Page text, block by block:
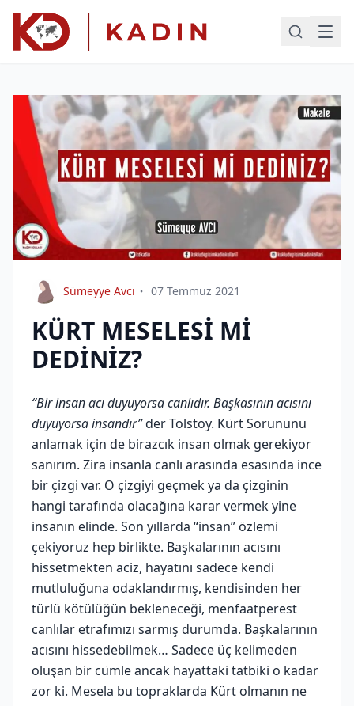
Sümeyye Avcı 07 Temmuz 2021
KÜRT MESELESİ Mİ
DEDİNİZ?
“Bir insan acı duyuyorsa canlıdır. Başkasının acısını
duyuyorsa insandır”der Tolstoy. Kürt Sorununu
anlamak için de birazcık insan olmak gerekiyor
sanırım. Zira insanla canlı arasında esasında ince
bir çizgi var. O çizgiyi geçmek ya da çizginin
hangi tarafında olacağına karar vermek yine
insanın elinde. Son yıllarda “insan” özlemi
çekiyoruz hep birlikte. Başkalarının acısını
hissetmekten aciz, hayatını sadece kendi
mutluluğuna odaklandırmış, kendisinden her
türlü kötülüğün bekleneceği, menfaatperest
canlılar etrafımızı sarmış durumda. Başkalarının
acısını hissedebilmek… Sadece üç kelimeden
oluşan bir cümle ancak hayattaki tatbiki o kadar
zor ki. Mesela bu topraklarda Kürt olmanın ne